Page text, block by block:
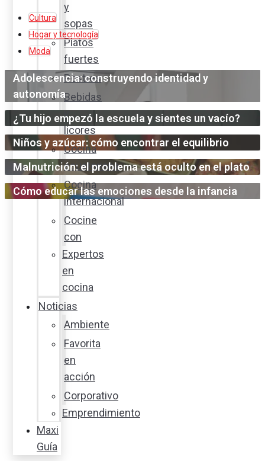
y
sopas
Platos
fuertes
Postres
Bebidas
y
licores
Cocina
ecuatoriana
Cocina
internacional
Cocine
con
Expertos
en
cocina
Noticias
Ambiente
Favorita
en
acción
Corporativo
Emprendimiento
Maxi
Guía
Cultura
Hogar y tecnología
Moda
Adolescencia: construyendo identidad y
autonomía
¿Tu hijo empezó la escuela y sientes un vacío?
Niños y azúcar: cómo encontrar el equilibrio
Malnutrición: el problema está oculto en el plato
Cómo educar las emociones desde la infancia